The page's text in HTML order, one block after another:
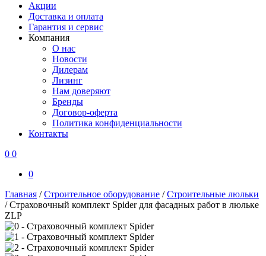
Акции
Доставка и оплата
Гарантия и сервис
Компания
О нас
Новости
Дилерам
Лизинг
Нам доверяют
Бренды
Договор-оферта
Политика конфиденциальности
Контакты
0 0
0
Главная /Строительное оборудование /Строительные люльки
/Страховочный комплект Spider для фасадных работ в люльке
ZLP